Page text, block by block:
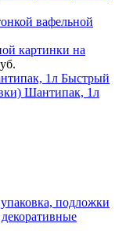
картинки на
Быстрый
Шантипак, 1л
подложки